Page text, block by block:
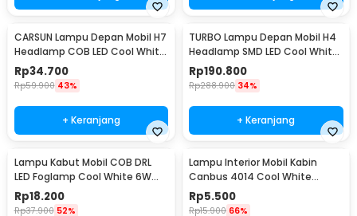
CARSUN Lampu Depan Mobil H7
Headlamp COB LED Cool White
36W 2 PCS - C6
Rp34.700
Rp59.900 43%
+ Keranjang
TURBO Lampu Depan Mobil H4
Headlamp SMD LED Cool White
40W 2 PCS - T1
Rp190.800
Rp288.900 34%
+ Keranjang
Lampu Kabut Mobil COB DRL
LED Foglamp Cool White 6W
12V 190mm - MA357
Rp18.200
Rp37.900 52%
Lampu Interior Mobil Kabin
Canbus 4014 Cool White
31mm 12SMD LED
Rp5.500
Rp15.900 66%